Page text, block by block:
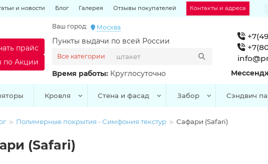
и новости Блог Галерея Отзывы покупателей Контакты и адреса
Ваш город: Москва
Пункты выдачи по всей России
Время работы: Круглосуточно
Все категории
прайс
по Акции
Кровля Стена и фасад Забор Сэндвич
Полимерные покрытия - Симфония текстур Сафари (Safari)
(Safari)